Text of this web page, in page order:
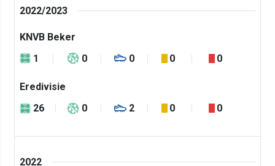
2022/2023
KNVB Beker
1
0 0 0 0
Eredivisie
26
0 2 0 0
2022